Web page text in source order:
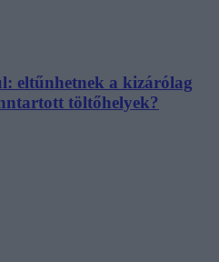
eltűnhetnek a kizárólag
töltőhelyek?